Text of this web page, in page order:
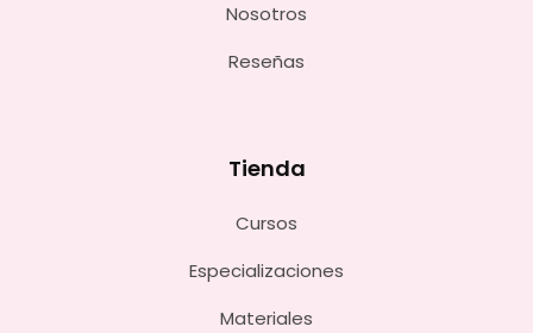
Nosotros
Reseñas
Tienda
Cursos
Especializaciones
Materiales